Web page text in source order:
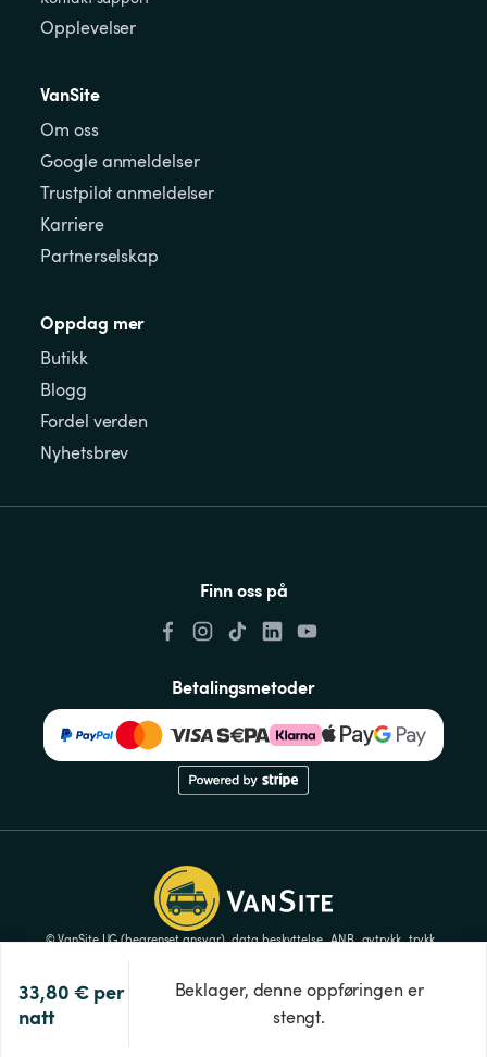
33,80 € per
natt
Beklager, denne oppføringen er
stengt.
Opplevelser
VanSite
Om oss
Google anmeldelser
Trustpilot anmeldelser
Karriere
Partnerselskap
Oppdag mer
Butikk
Blogg
Fordel verden
Nyhetsbrev
Finn oss på
Betalingsmetoder
© VanSite UG (begrenset ansvar) data beskyttelse ANB avtrykk trykk